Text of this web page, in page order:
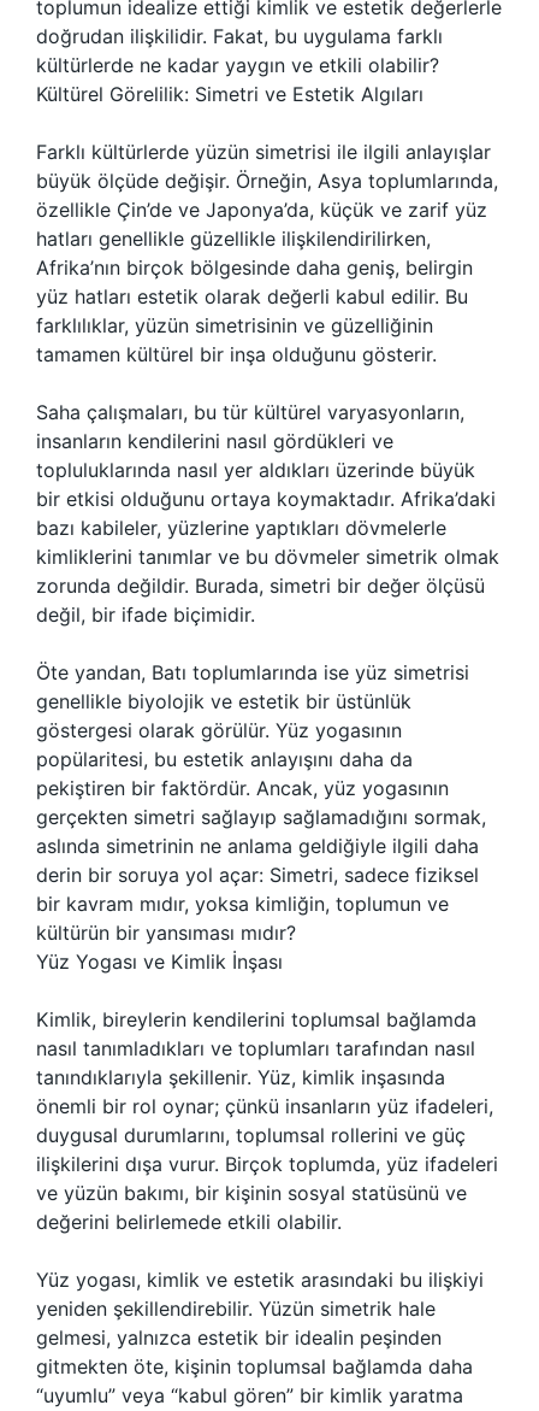
toplumun idealize ettiği kimlik ve estetik değerlerle
doğrudan ilişkilidir. Fakat, bu uygulama farklı
kültürlerde ne kadar yaygın ve etkili olabilir?
Kültürel Görelilik: Simetri ve Estetik Algıları
Farklı kültürlerde yüzün simetrisi ile ilgili anlayışlar
büyük ölçüde değişir. Örneğin, Asya toplumlarında,
özellikle Çin’de ve Japonya’da, küçük ve zarif yüz
hatları genellikle güzellikle ilişkilendirilirken,
Afrika’nın birçok bölgesinde daha geniş, belirgin
yüz hatları estetik olarak değerli kabul edilir. Bu
farklılıklar, yüzün simetrisinin ve güzelliğinin
tamamen kültürel bir inşa olduğunu gösterir.
Saha çalışmaları, bu tür kültürel varyasyonların,
insanların kendilerini nasıl gördükleri ve
topluluklarında nasıl yer aldıkları üzerinde büyük
bir etkisi olduğunu ortaya koymaktadır. Afrika’daki
bazı kabileler, yüzlerine yaptıkları dövmelerle
kimliklerini tanımlar ve bu dövmeler simetrik olmak
zorunda değildir. Burada, simetri bir değer ölçüsü
değil, bir ifade biçimidir.
Öte yandan, Batı toplumlarında ise yüz simetrisi
genellikle biyolojik ve estetik bir üstünlük
göstergesi olarak görülür. Yüz yogasının
popülaritesi, bu estetik anlayışını daha da
pekiştiren bir faktördür. Ancak, yüz yogasının
gerçekten simetri sağlayıp sağlamadığını sormak,
aslında simetrinin ne anlama geldiğiyle ilgili daha
derin bir soruya yol açar: Simetri, sadece fiziksel
bir kavram mıdır, yoksa kimliğin, toplumun ve
kültürün bir yansıması mıdır?
Yüz Yogası ve Kimlik İnşası
Kimlik, bireylerin kendilerini toplumsal bağlamda
nasıl tanımladıkları ve toplumları tarafından nasıl
tanındıklarıyla şekillenir. Yüz, kimlik inşasında
önemli bir rol oynar; çünkü insanların yüz ifadeleri,
duygusal durumlarını, toplumsal rollerini ve güç
ilişkilerini dışa vurur. Birçok toplumda, yüz ifadeleri
ve yüzün bakımı, bir kişinin sosyal statüsünü ve
değerini belirlemede etkili olabilir.
Yüz yogası, kimlik ve estetik arasındaki bu ilişkiyi
yeniden şekillendirebilir. Yüzün simetrik hale
gelmesi, yalnızca estetik bir idealin peşinden
gitmekten öte, kişinin toplumsal bağlamda daha
“uyumlu” veya “kabul gören” bir kimlik yaratma